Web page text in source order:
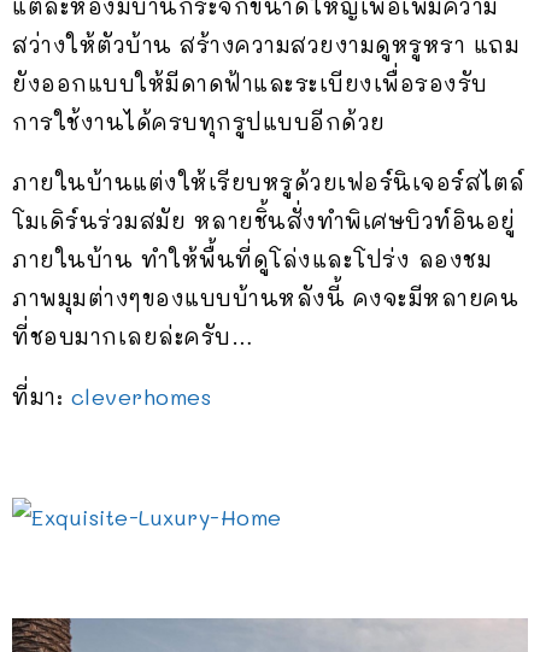
แต่ละห้องมีบานกระจกขนาดใหญ่เพื่อเพิ่มความ
สว่างให้ตัวบ้าน สร้างความสวยงามดูหรูหรา แถม
ยังออกแบบให้มีดาดฟ้าและระเบียงเพื่อรองรับ
การใช้งานได้ครบทุกรูปแบบอีกด้วย
ภายในบ้านแต่งให้เรียบหรูด้วยเฟอร์นิเจอร์สไตล์
โมเดิร์นร่วมสมัย หลายชิ้นสั่งทำพิเศษบิวท์อินอยู่
ภายในบ้าน ทำให้พื้นที่ดูโล่งและโปร่ง ลองชม
ภาพมุมต่างๆของแบบบ้านหลังนี้ คงจะมีหลายคน
ที่ชอบมากเลยล่ะครับ…
ที่มา: cleverhomes